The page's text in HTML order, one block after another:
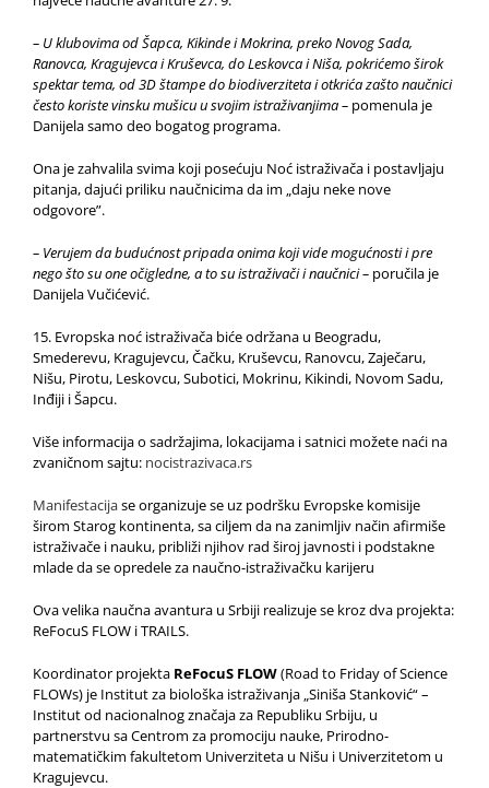
– U klubovima od Šapca, Kikinde i Mokrina, preko Novog Sada,
Ranovca, Kragujevca i Kruševca, do Leskovca i Niša, pokrićemo širok
spektar tema, od 3D štampe do biodiverziteta i otkrića zašto naučnici
često koriste vinsku mušicu u svojim istraživanjima – pomenula je
Danijela samo deo bogatog programa.
Ona je zahvalila svima koji posećuju Noć istraživača i postavljaju
pitanja, dajući priliku naučnicima da im „daju neke nove
odgovore”.
– Verujem da budućnost pripada onima koji vide mogućnosti i pre
nego što su one očigledne, a to su istraživači i naučnici – poručila je
Danijela Vučićević.
15. Evropska noć istraživača biće održana u Beogradu,
Smederevu, Kragujevcu, Čačku, Kruševcu, Ranovcu, Zaječaru,
Nišu, Pirotu, Leskovcu, Subotici, Mokrinu, Kikindi, Novom Sadu,
Inđiji i Šapcu.
Više informacija o sadržajima, lokacijama i satnici možete naći na
zvaničnom sajtu: nocistrazivaca.rs
Manifestacijase organizuje se uz podršku Evropske komisije
širom Starog kontinenta, sa ciljem da na zanimljiv način afirmiše
istraživače i nauku, približi njihov rad široj javnosti i podstakne
mlade da se opredele za naučno-istraživačku karijeru
Ova velika naučna avantura u Srbiji realizuje se kroz dva projekta:
ReFocuS FLOW i TRAILS.
Koordinator projekta ReFocuS FLOW(Road to Friday of Science
FLOWs) je Institut za biološka istraživanja „Siniša Stanković“ –
Institut od nacionalnog značaja za Republiku Srbiju, u
partnerstvu sa Centrom za promociju nauke, Prirodno-
matematičkim fakultetom Univerziteta u Nišu i Univerzitetom u
Kragujevcu.